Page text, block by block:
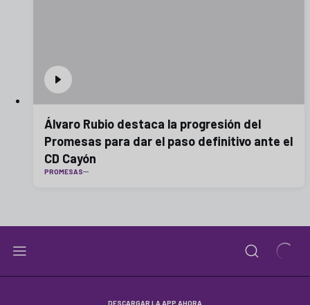
Álvaro Rubio destaca la progresión del
Promesas para dar el paso definitivo ante el
CD Cayón
PROMESAS
DESCARGAR LA APP AHORA